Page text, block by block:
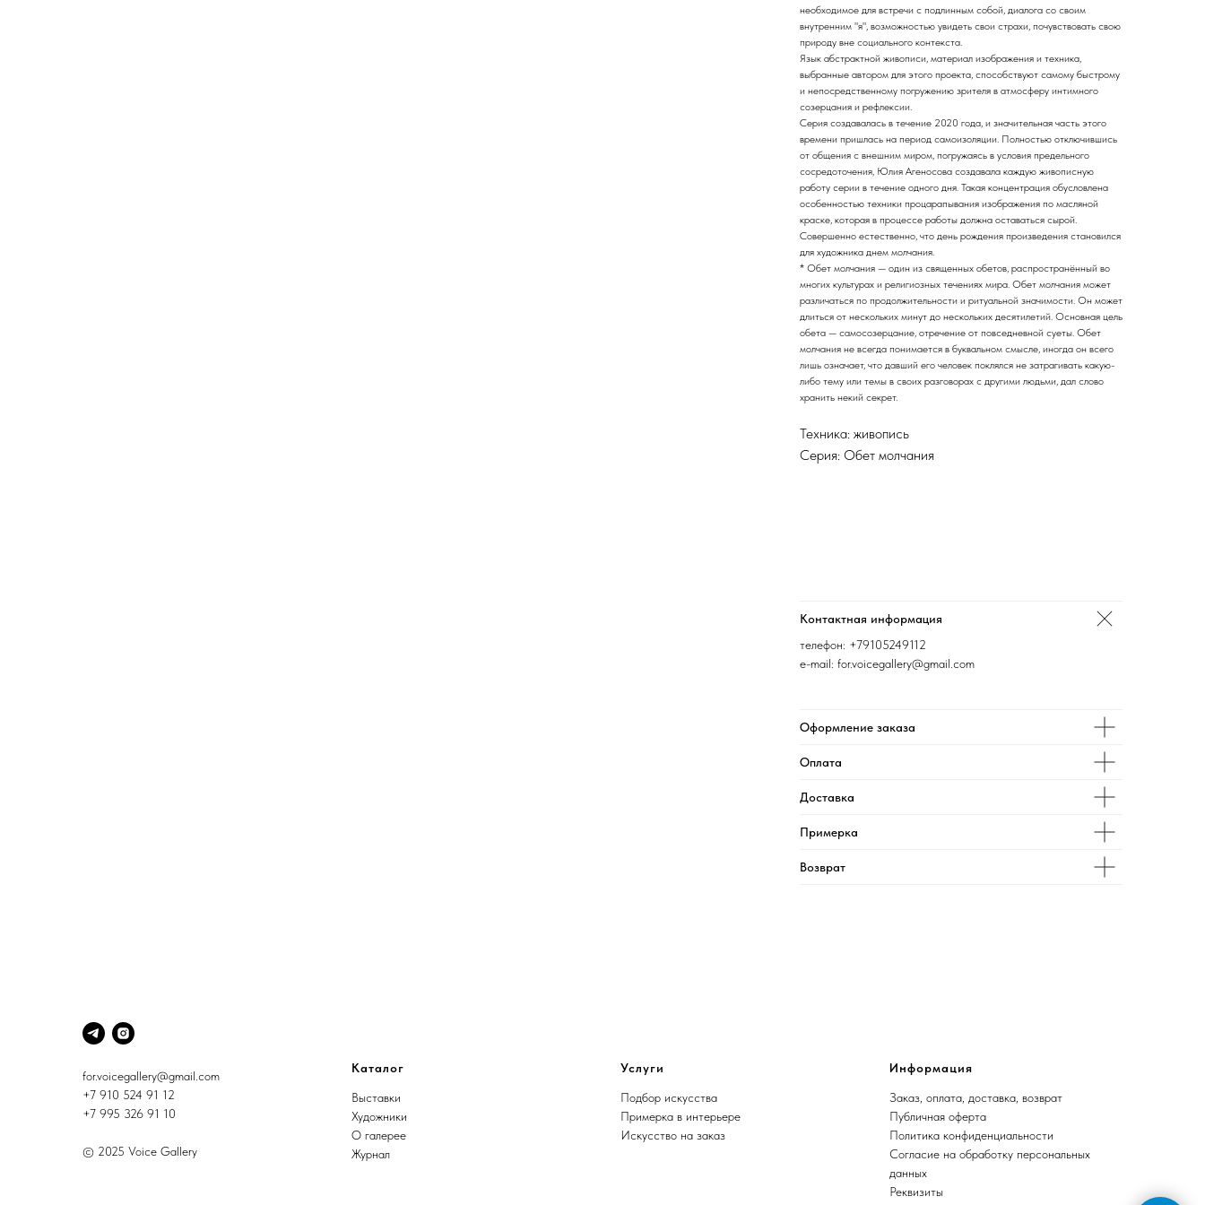
необходимое для встречи с подлинным собой, диалога со своим
внутренним "я", возможностью увидеть свои страхи, почувствовать свою
природу вне социального контекста.
Язык абстрактной живописи, материал изображения и техника,
выбранные автором для этого проекта, способствуют самому быстрому
и непосредственному погружению зрителя в атмосферу интимного
созерцания и рефлексии.
Серия создавалась в течение 2020 года, и значительная часть этого
времени пришлась на период самоизоляции. Полностью отключившись
от общения с внешним миром, погружаясь в условия предельного
сосредоточения, Юлия Агеносова создавала каждую живописную
работу серии в течение одного дня. Такая концентрация обусловлена
особенностью техники процарапывания изображения по масляной
краске, которая в процессе работы должна оставаться сырой.
Совершенно естественно, что день рождения произведения становился
для художника днем молчания.
* Обет молчания — один из священных обетов, распространённый во
многих культурах и религиозных течениях мира. Обет молчания может
различаться по продолжительности и ритуальной значимости. Он может
длиться от нескольких минут до нескольких десятилетий. Основная цель
обета — самосозерцание, отречение от повседневной суеты. Обет
молчания не всегда понимается в буквальном смысле, иногда он всего
лишь означает, что давший его человек поклялся не затрагивать какую-
либо тему или темы в своих разговорах с другими людьми, дал слово
хранить некий секрет.
Техника: живопись
Серия: Обет молчания
Контактная информация
телефон: +79105249112
e-mail: for.voicegallery@gmail.com
Оформление заказа
Оплата
Доставка
Примерка
Возврат
for.voicegallery@gmail.com
+7 910 524 91 12
+7 995 326 91 10
© 2025 Voice Gallery
Каталог
Выставки
Художники
О галерее
Журнал
Услуги
Подбор искусства
Примерка в интерьере
Искусство на заказ
Информация
Заказ, оплата, доставка, возврат
Публичная оферта
Политика конфиденциальности
Согласие на обработку персональных
данных
Реквизиты